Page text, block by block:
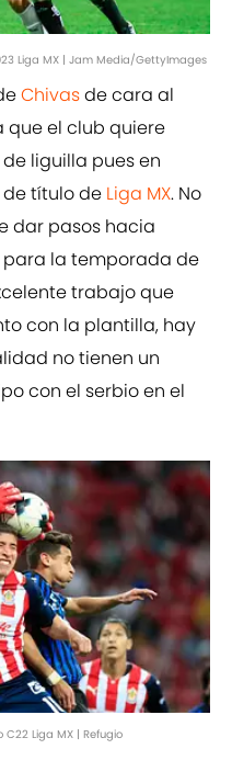
Liga MX | Jam Media/GettyImages
Chivasde cara al
que el club quiere
liguilla pues en
título de Liga MX. No
dar pasos hacia
la temporada de
trabajo que
con la plantilla, hay
no tienen un
con el serbio en el
Liga MX | Refugio